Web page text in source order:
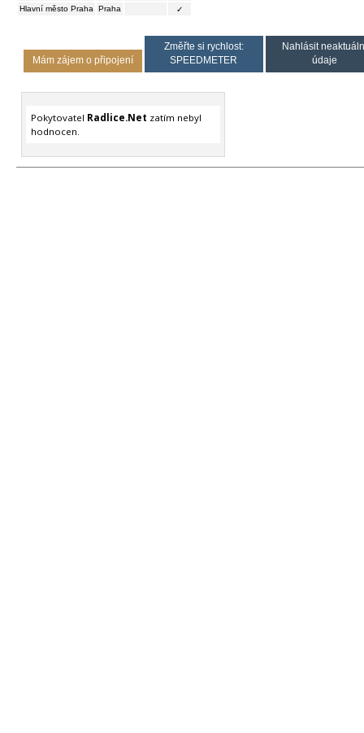
Hlavní město Praha
Praha ✓
Mám zájem o připojení
Změřte si rychlost:
SPEEDMETER
Nahlásit
údaje
Pokytovatel Radlice.Net zatím nebyl
hodnocen.